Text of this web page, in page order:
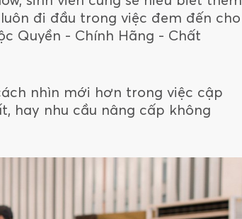
đi đầu trong việc đem đến cho
Quyền - Chính Hãng - Chất
nhìn mới hơn trong việc cập
hay nhu cầu nâng cấp không